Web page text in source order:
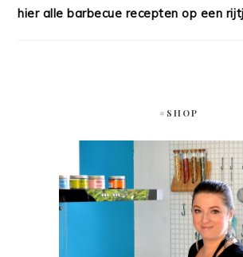
hier alle barbecue recepten op een
#SHOP